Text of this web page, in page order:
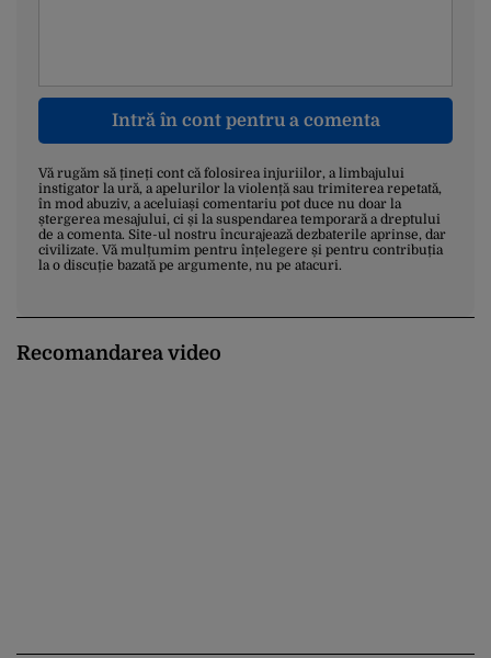
Intră în cont pentru a comenta
Vă rugăm să țineți cont că folosirea injuriilor, a limbajului
instigator la ură, a apelurilor la violență sau trimiterea repetată,
în mod abuziv, a aceluiași comentariu pot duce nu doar la
ștergerea mesajului, ci și la suspendarea temporară a dreptului
de a comenta. Site-ul nostru încurajează dezbaterile aprinse, dar
civilizate. Vă mulțumim pentru înțelegere și pentru contribuția
la o discuție bazată pe argumente, nu pe atacuri.
Recomandarea video